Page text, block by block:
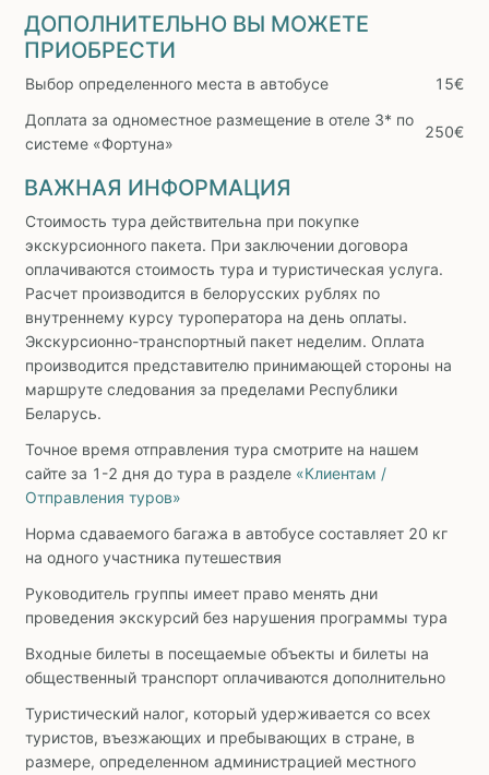
ДОПОЛНИТЕЛЬНО ВЫ МОЖЕТЕ
ПРИОБРЕСТИ
Выбор определенного места в автобусе
15€
Доплата за одноместное размещение в отеле 3* по
системе «Фортуна»
250€
ВАЖНАЯ ИНФОРМАЦИЯ
Стоимость тура действительна при покупке
экскурсионного пакета. При заключении договора
оплачиваются стоимость тура и туристическая услуга.
Расчет производится в белорусских рублях по
внутреннему курсу туроператора на день оплаты.
Экскурсионно-транспортный пакет неделим. Оплата
производится представителю принимающей стороны на
маршруте следования за пределами Республики
Беларусь.
Точное время отправления тура смотрите на нашем
сайте за 1-2 дня до тура в разделе «Клиентам /
Отправления туров»
Норма сдаваемого багажа в автобусе составляет 20 кг
на одного участника путешествия
Руководитель группы имеет право менять дни
проведения экскурсий без нарушения программы тура
Входные билеты в посещаемые объекты и билеты на
общественный транспорт оплачиваются дополнительно
Туристический налог, который удерживается со всех
туристов, въезжающих и пребывающих в стране, в
размере, определенном администрацией местного